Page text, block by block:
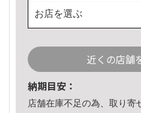
お店を選ぶ
近くの店舗
納期目安：
店舗在庫不足の為、取り寄